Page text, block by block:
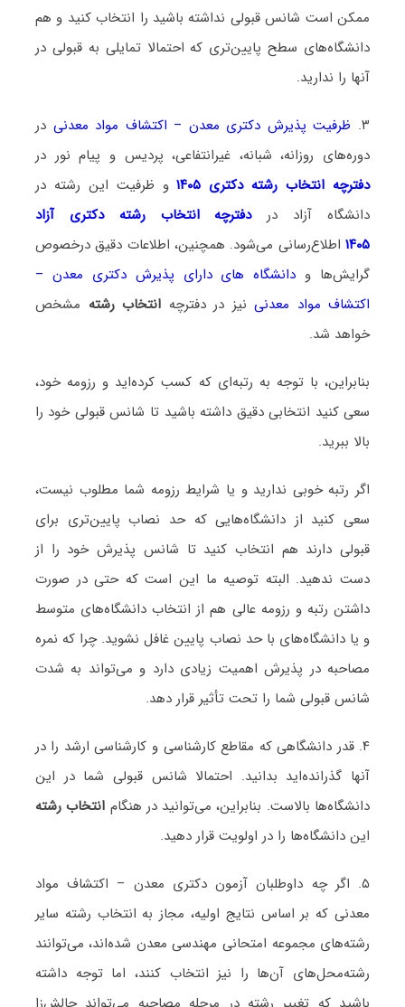
ممکن است شانس قبولی نداشته باشید را انتخاب کنید و هم
دانشگاه‌های سطح پایین‌تری که احتمالا تمایلی به قبولی در
آنها را ندارید.
۳. ظرفیت پذیرش دکتری معدن – اکتشاف مواد معدنی در
دوره‌های روزانه، شبانه، غیرانتفاعی، پردیس و پیام نور در
دفترچه انتخاب رشته دکتری ۱۴۰۵
و ظرفیت این رشته در
دانشگاه آزاد دردفترچه انتخاب رشته دکتری آزاد
۱۴۰۵ اطلاع‌رسانی می‌شود. همچنین، اطلاعات دقیق درخصوص
گرایش‌ها و دانشگاه‌ های دارای پذیرش دکتری معدن –
اکتشاف مواد معدنینیز در دفترچه انتخاب رشته مشخص
خواهد شد.
بنابراین، با توجه به رتبه‌ای که کسب کرده‌اید و رزومه خود،
سعی کنید انتخابی دقیق داشته باشید تا شانس قبولی خود را
بالا ببرید.
اگر رتبه خوبی ندارید و یا شرایط رزومه شما مطلوب نیست،
سعی کنید از دانشگاه‌هایی که حد نصاب پایین‌تری برای
قبولی دارند هم انتخاب کنید تا شانس پذیرش خود را از
دست ندهید. البته توصیه ما این است که حتی در صورت
داشتن رتبه و رزومه عالی هم از انتخاب دانشگاه‌های متوسط
و یا دانشگاه‌های با حد نصاب پایین غافل نشوید. چرا که نمره
مصاحبه در پذیرش اهمیت زیادی دارد و می‌تواند به شدت
شانس قبولی شما را تحت تأثیر قرار دهد.
۴. قدر دانشگاهی که مقاطع کارشناسی و کارشناسی ارشد را در
آنها گذرانده‌اید بدانید. احتمالا شانس قبولی شما در این
دانشگاه‌ها بالاست. بنابراین، می‌توانید در هنگام انتخاب رشته
این دانشگاه‌ها را در اولویت قرار دهید.
۵. اگر چه داوطلبان آزمون دکتری معدن – اکتشاف مواد
معدنی که بر اساس نتایج اولیه، مجاز به انتخاب رشته سایر
رشته‌های مجموعه امتحانی مهندسی معدن شده‌اند، می‌توانند
رشته‌محل‌های آن‌ها را نیز انتخاب کنند، اما توجه داشته